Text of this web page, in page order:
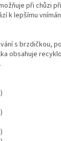
při chůzi
k lepšímu
s brzdičkou,
obsahuje